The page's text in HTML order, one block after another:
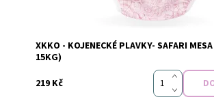
Značka: xkko
XKKO - KOJENECKÉ PLAVKY- SAFARI
15KG)
219 Kč